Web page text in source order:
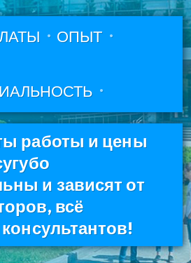
ОПЫТ
работы и цены
и зависят от
всё